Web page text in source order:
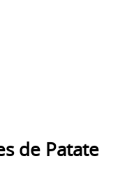
de Patate